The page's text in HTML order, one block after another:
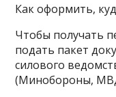
Как оформить,
Чтобы получать
подать пакет
силового
(Минобороны,